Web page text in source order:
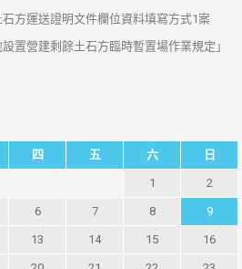
方運送證明文件欄位資料填寫方式1案
置營建剩餘土石方臨時暫置場作業規定」
四 五 六 日
1 2
6 7 8 9
13 14 15 16